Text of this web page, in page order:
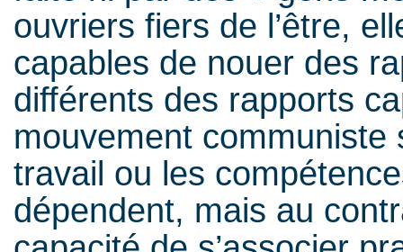
ouvriers fiers de l’être,
capables de nouer des
différents des rapports
mouvement
travail ou les
dépendent, mais au